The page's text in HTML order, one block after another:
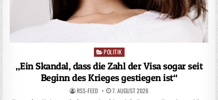
Posted
in
POLITIK
„Ein Skandal, dass die Zahl der Visa sogar seit
Beginn des Krieges gestiegen ist“
RSS-FEED 7. AUGUST 2026